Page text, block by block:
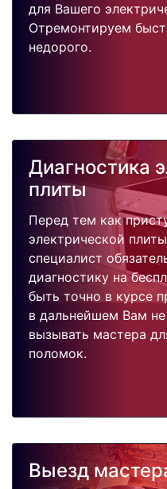
для Вашего
Отремонтируем
недорого.
Диагностика
плиты
Перед тем как
электрической
специалист
диагностику на
быть точно в курсе
в дальнейшем Вам
вызывать мастера
поломок.
Выезд